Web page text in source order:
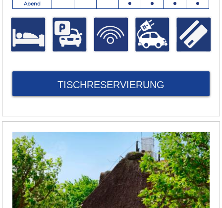
Abend
TISCHRESERVIERUNG